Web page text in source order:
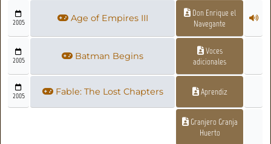
2005 Age of Empires III
Don Enrique el
Navegante
2005 Batman Begins
Voces
adicionales
2005 Fable: The Lost Chapters Aprendiz
Granjero Granja
Huerto